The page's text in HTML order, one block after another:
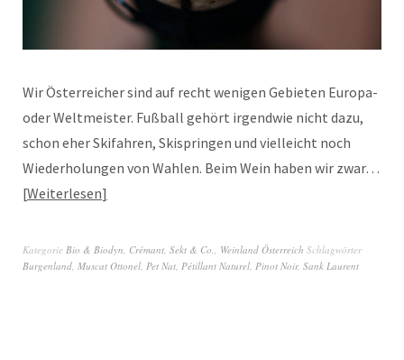
Wir Österreicher sind auf recht wenigen Gebieten Europa-
oder Weltmeister. Fußball gehört irgendwie nicht dazu,
schon eher Skifahren, Skispringen und vielleicht noch
Wiederholungen von Wahlen. Beim Wein haben wir zwar…
Weiterlesen
Kategorie Bio & Biodyn, Crémant, Sekt & Co., Weinland Österreich Schlagwörter
Burgenland, Muscat Ottonel, Pet Nat, Pétillant Naturel, Pinot Noir, Sank Laurent